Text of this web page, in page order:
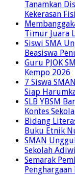
Tanamkan
Kekerasan
Timur Juara
Siswi SMA
Beasiswa
Guru PJOK
Kempo 2026
7 Siswa
Siap
SLB YBSM
Kontes
Bidang
Buku Etnik
SMAN
Sekolah
Semarak